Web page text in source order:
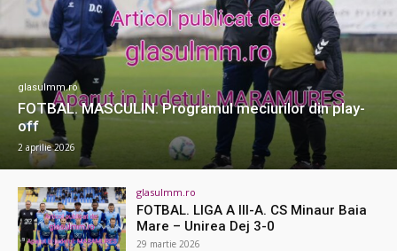
glasulmm.ro
FOTBAL. MASCULIN. Programul meciurilor din play-
off
2 aprilie 2026
glasulmm.ro
FOTBAL. LIGA A III-A. CS Minaur Baia
Mare – Unirea Dej 3-0
29 martie 2026